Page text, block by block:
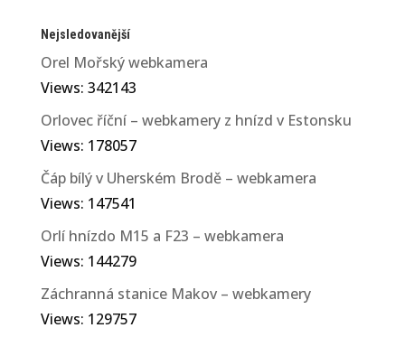
Nejsledovanější
Orel Mořský webkamera
Views: 342143
Orlovec říční – webkamery z hnízd v Estonsku
Views: 178057
Čáp bílý v Uherském Brodě – webkamera
Views: 147541
Orlí hnízdo M15 a F23 – webkamera
Views: 144279
Záchranná stanice Makov – webkamery
Views: 129757